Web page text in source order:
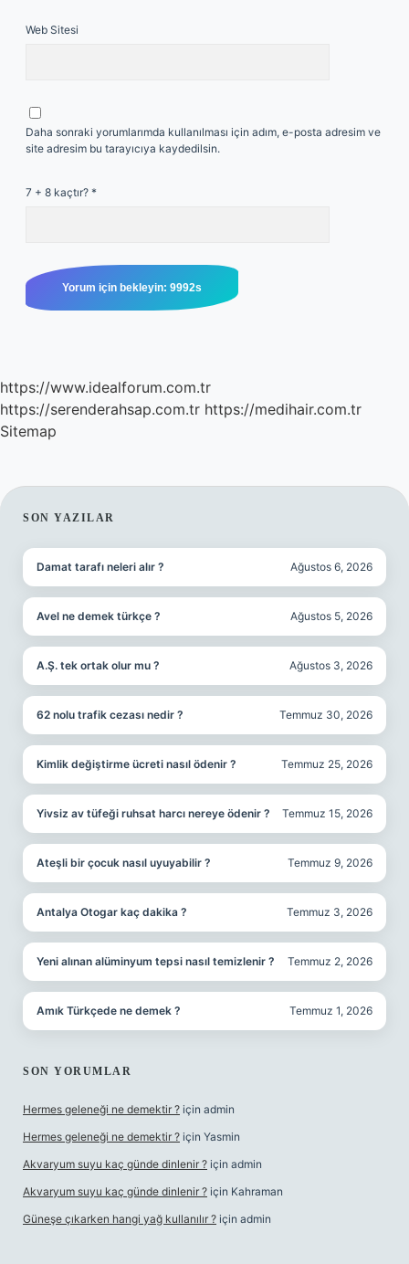
Web Sitesi
Daha sonraki yorumlarımda kullanılması için adım, e-posta adresim ve
site adresim bu tarayıcıya kaydedilsin.
7 + 8 kaçtır? *
https://www.idealforum.com.tr
https://serenderahsap.com.tr https://medihair.com.tr
Sitemap
SIDEBAR
SON YAZILAR
Damat tarafı neleri alır ? Ağustos 6, 2026
Avel ne demek türkçe ? Ağustos 5, 2026
A.Ş. tek ortak olur mu ? Ağustos 3, 2026
62 nolu trafik cezası nedir ? Temmuz 30, 2026
Kimlik değiştirme ücreti nasıl ödenir ? Temmuz 25, 2026
Yivsiz av tüfeği ruhsat harcı nereye ödenir ? Temmuz 15, 2026
Ateşli bir çocuk nasıl uyuyabilir ? Temmuz 9, 2026
Antalya Otogar kaç dakika ? Temmuz 3, 2026
Yeni alınan alüminyum tepsi nasıl temizlenir ? Temmuz 2, 2026
Amık Türkçede ne demek ? Temmuz 1, 2026
SON YORUMLAR
Hermes geleneği ne demektir ? için admin
Hermes geleneği ne demektir ? için Yasmin
Akvaryum suyu kaç günde dinlenir ? için admin
Akvaryum suyu kaç günde dinlenir ? için Kahraman
Güneşe çıkarken hangi yağ kullanılır ? için admin